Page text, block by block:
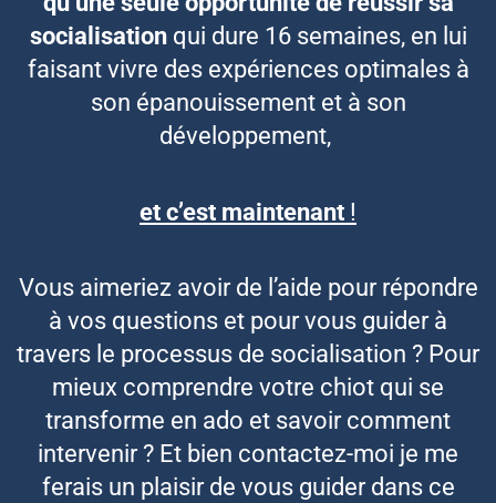
socialisationqui dure 16 semaines, en lui
faisant vivre des expériences optimales à
son épanouissement et à son
développement,
et c’est maintenant !
Vous aimeriez avoir de l’aide pour répondre
à vos questions et pour vous guider à
travers le processus de socialisation ? Pour
mieux comprendre votre chiot qui se
transforme en ado et savoir comment
intervenir ? Et bien contactez-moi je me
ferais un plaisir de vous guider dans ce